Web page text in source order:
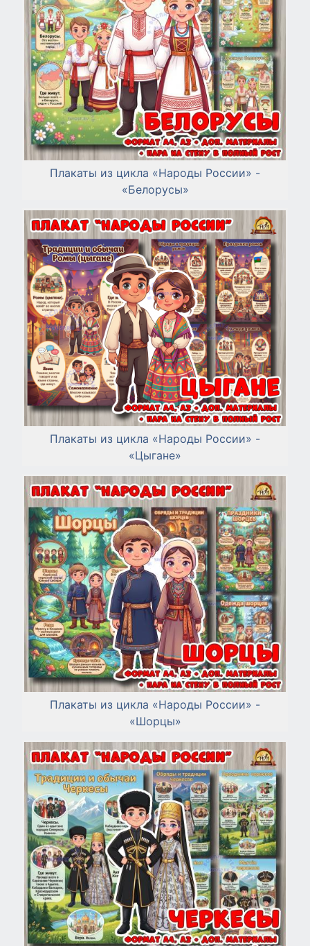
Плакаты из цикла «Народы России» -
«Белорусы»
Плакаты из цикла «Народы России» -
«Цыгане»
Плакаты из цикла «Народы России» -
«Шорцы»